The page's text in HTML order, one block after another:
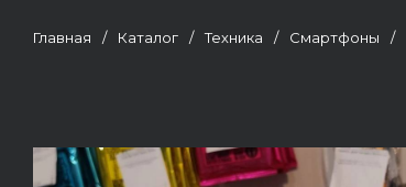
Главная / Каталог / Техника / Смартфоны /